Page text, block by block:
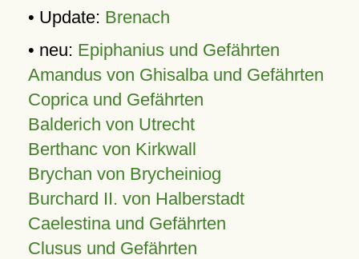
• Update: Brenach
• neu: Epiphanius und Gefährten
Amandus von Ghisalba und Gefährten
Coprica und Gefährten
Balderich von Utrecht
Berthanc von Kirkwall
Brychan von Brycheiniog
Burchard II. von Halberstadt
Caelestina und Gefährten
Clusus und Gefährten